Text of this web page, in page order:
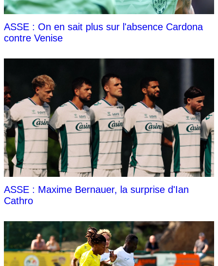
ASSE : On en sait plus sur l'absence Cardona
contre Venise
ASSE : Maxime Bernauer, la surprise d'Ian
Cathro